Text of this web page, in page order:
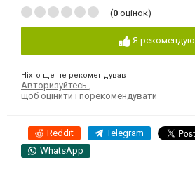
(0 оцінок)
Я рекомендую
Ніхто ще не рекомендував
Авторизуйтесь
щоб оцінити і порекомендувати
Reddit Telegram
WhatsApp